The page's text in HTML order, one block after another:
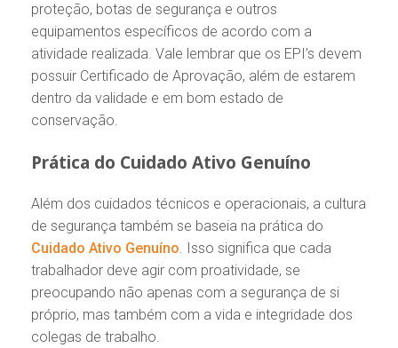
proteção, botas de segurança e outros
equipamentos específicos de acordo com a
atividade realizada. Vale lembrar que os EPI’s devem
possuir Certificado de Aprovação, além de estarem
dentro da validade e em bom estado de
conservação.
Prática do Cuidado Ativo Genuíno
Além dos cuidados técnicos e operacionais, a cultura
de segurança também se baseia na prática do
Cuidado Ativo Genuíno. Isso significa que cada
trabalhador deve agir com proatividade, se
preocupando não apenas com a segurança de si
próprio, mas também com a vida e integridade dos
colegas de trabalho.